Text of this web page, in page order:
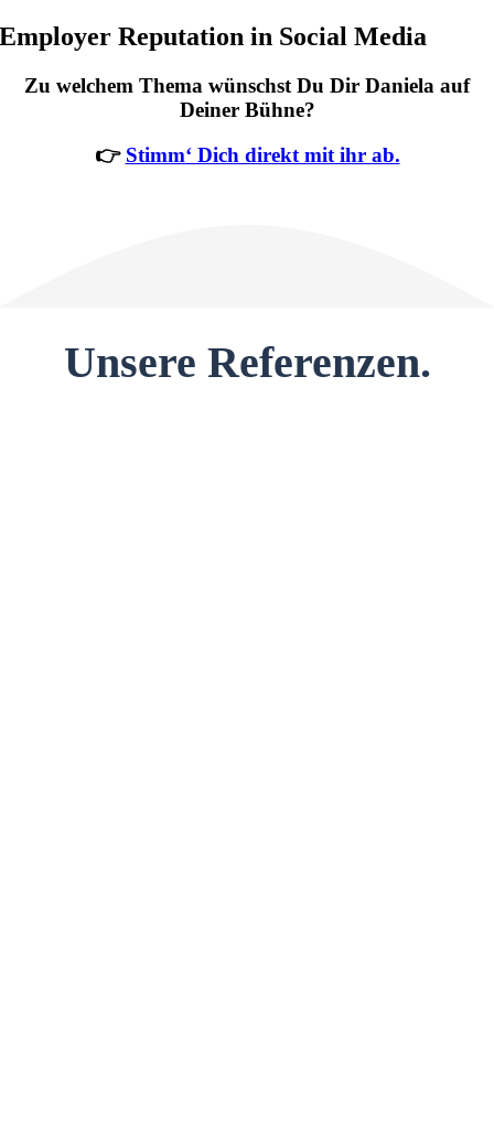
Employer Reputation in Social Media
Zu welchem Thema wünschst Du Dir Daniela auf
Deiner Bühne?
👉 Stimm‘ Dich direkt mit ihr ab.
Unsere Referenzen.